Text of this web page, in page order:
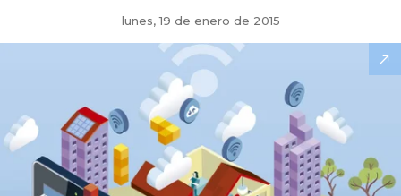
lunes, 19 de enero de 2015